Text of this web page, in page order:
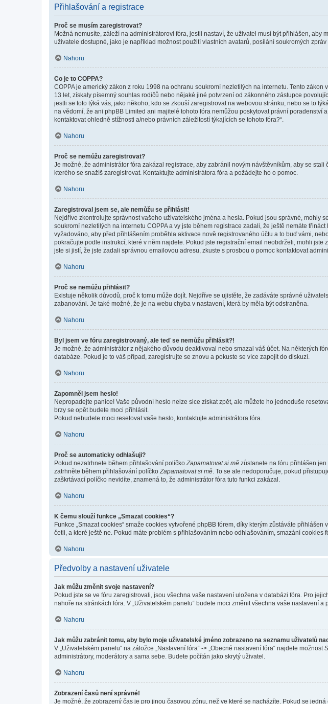
Přihlašování a registrace
Proč se musím zaregistrovat?
Možná nemusíte, záleží na administrátorovi fóra, jestli nastaví, že uživatel musí být přihlášen,
uživatele dostupné, jako je například možnost použití vlastních avatarů, posílání soukromých
Nahoru
Co je to COPPA?
COPPA je americký zákon z roku 1998 na ochranu soukromí nezletilých na internetu. Tento
13 let, získaly písemný souhlas rodičů nebo nějaké jiné potvrzení od zákonného zástupce
jestli se toto týká vás, jako někoho, kdo se zkouší zaregistrovat na webovou stránku, nebo se to
na vědomí, že ani phpBB Limited ani majitelé tohoto fóra nemůžou poskytovat právní
kontaktovat ohledně stížnosti a/nebo právních záležitostí týkajících se tohoto fóra?“.
Nahoru
Proč se nemůžu zaregistrovat?
Je možné, že administrátor fóra zakázal registrace, aby zabránil novým návštěvníkům, aby se
kterého se snažíš zaregistrovat. Kontaktujte administrátora fóra a požádejte ho o pomoc.
Nahoru
Zaregistroval jsem se, ale nemůžu se přihlásit!
Nejdříve zkontrolujte správnost vašeho uživatelského jména a hesla. Pokud jsou správné, mohly
soukromí nezletilých na internetu COPPA a vy jste během registrace zadali, že ještě nemáte
vyžadováno, aby před přihlášením proběhla aktivace nově registrovaného účtu a to buď vámi,
pokračujte podle instrukcí, které v něm najdete. Pokud jste registrační email neobdrželi, mohli
jste si jistí, že jste zadali správnou emailovou adresu, zkuste s prosbou o pomoc kontaktovat
Nahoru
Proč se nemůžu přihlásit?
Existuje několik důvodů, proč k tomu může dojít. Nejdříve se ujistěte, že zadáváte správné
zabanováni. Je také možné, že je na webu chyba v nastavení, která by měla být odstraněna.
Nahoru
Byl jsem ve fóru zaregistrovaný, ale teď se nemůžu přihlásit?!
Je možné, že administrátor z nějakého důvodu deaktivoval nebo smazal váš účet. Na některých
databáze. Pokud je to váš případ, zaregistrujte se znovu a pokuste se více zapojit do diskuzí.
Nahoru
Zapomněl jsem heslo!
Nepropadejte panice! Vaše původní heslo nelze sice získat zpět, ale můžete ho jednoduše
brzy se opět budete moci přihlásit.
Pokud nebudete moci resetovat vaše heslo, kontaktujte administrátora fóra.
Nahoru
Proč se automaticky odhlašuji?
Pokud nezatrhnete během přihlašování políčko Zapamatovat si mě zůstanete na fóru přihlášen
zatrhněte během přihlašování políčko Zapamatovat si mě . To se ale nedoporučuje, pokud
zaškrtávací políčko nevidíte, znamená to, že administrátor fóra tuto funkci zakázal.
Nahoru
K čemu slouží funkce „Smazat cookies“?
Funkce „Smazat cookies“ smaže cookies vytvořené phpBB fórem, díky kterým zůstáváte
četli, a které ještě ne. Pokud máte problém s přihlašováním nebo odhlašováním, smazání cookies
Nahoru
Předvolby a nastavení uživatele
Jak můžu změnit svoje nastavení?
Pokud jste se ve fóru zaregistrovali, jsou všechna vaše nastavení uložena v databázi fóra. Pro
nahoře na stránkách fóra. V „Uživatelském panelu“ budete moci změnit všechna vaše nastavení a
Nahoru
Jak můžu zabránit tomu, aby bylo moje uživatelské jméno zobrazeno na seznamu uživatelů
V „Uživatelském panelu“ na záložce „Nastavení fóra“ -> „Obecné nastavení fóra“ najdete možnost
administrátory, moderátory a sama sebe. Budete počítán jako skrytý uživatel.
Nahoru
Zobrazení časů není správné!
Je možné, že zobrazený čas je pro jinou časovou zónu, než ve které se nacházíte. Pokud se